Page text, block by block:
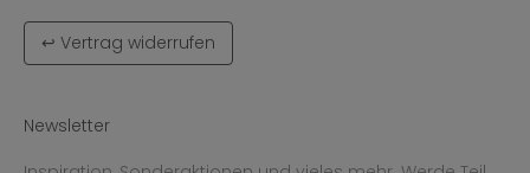
↩ Vertrag widerrufen
Newsletter